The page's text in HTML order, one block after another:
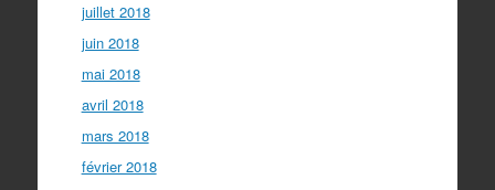
juillet 2018
juin 2018
mai 2018
avril 2018
mars 2018
février 2018